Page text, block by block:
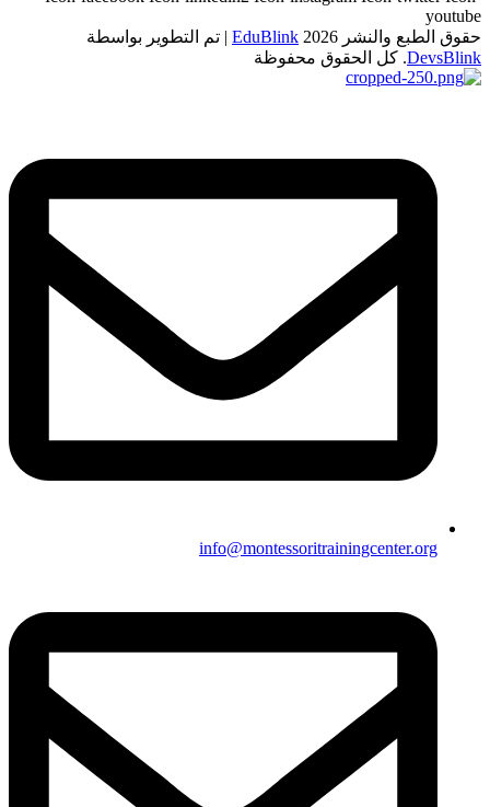
youtube
حقوق الطبع والنشر 2026
EduBlink | تم التطوير بواسطة
DevsBlink. كل الحقوق محفوظة
info@montessoritrainingcenter.org